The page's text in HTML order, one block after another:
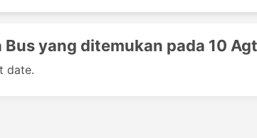
Bus yang ditemukan pada 10
date.